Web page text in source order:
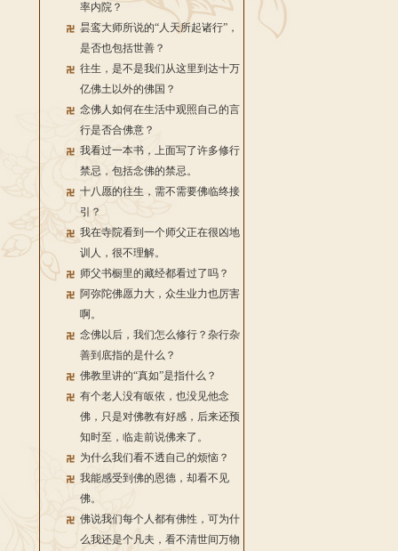
率内院？
昙鸾大师所说的“人天所起诸行”，
是否也包括世善？
往生，是不是我们从这里到达十万
亿佛土以外的佛国？
念佛人如何在生活中观照自己的言
行是否合佛意？
我看过一本书，上面写了许多修行
禁忌，包括念佛的禁忌。
十八愿的往生，需不需要佛临终接
引？
我在寺院看到一个师父正在很凶地
训人，很不理解。
师父书橱里的藏经都看过了吗？
阿弥陀佛愿力大，众生业力也厉害
啊。
念佛以后，我们怎么修行？杂行杂
善到底指的是什么？
佛教里讲的“真如”是指什么？
有个老人没有皈依，也没见他念
佛，只是对佛教有好感，后来还预
知时至，临走前说佛来了。
为什么我们看不透自己的烦恼？
我能感受到佛的恩德，却看不见
佛。
佛说我们每个人都有佛性，可为什
么我还是个凡夫，看不清世间万物